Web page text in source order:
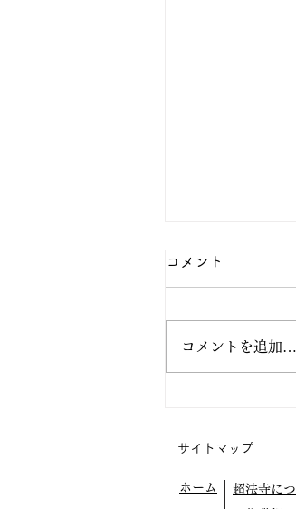
う
コメント
コメントを追加…
サイトマップ
ホーム
超法寺に